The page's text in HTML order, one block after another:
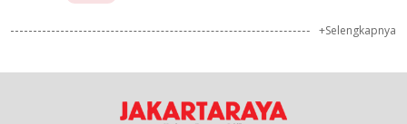
+Selengkapnya